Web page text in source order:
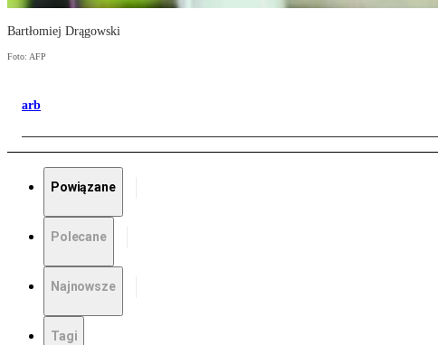
Bartłomiej Drągowski
Foto: AFP
arb
Powiązane
Polecane
Najnowsze
Tagi